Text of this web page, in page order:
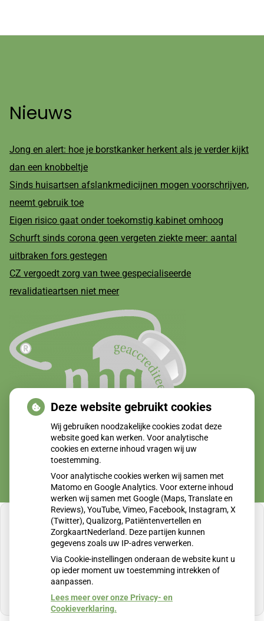
Nieuws
Jong en alert: hoe je borstkanker herkent als je verder kijkt
dan een knobbeltje
Sinds huisartsen afslankmedicijnen mogen voorschrijven,
neemt gebruik toe
Eigen risico gaat onder toekomstig kabinet omhoog
Schurft sinds corona geen vergeten ziekte meer: aantal
uitbraken fors gestegen
CZ vergoedt zorg van twee gespecialiseerde
revalidatieartsen niet meer
U heeft geen toestemming gegeven voor
externe inhoud die nodig is om dit te zien.
Cookie-instellingen wijzigen
Deze website gebruikt cookies
Wij gebruiken noodzakelijke cookies zodat deze
website goed kan werken. Voor analytische
cookies en externe inhoud vragen wij uw
toestemming.
Voor analytische cookies werken wij samen met
Matomo en Google Analytics. Voor externe inhoud
werken wij samen met Google (Maps, Translate en
Reviews), YouTube, Vimeo, Facebook, Instagram, X
(Twitter), Qualizorg, Patiëntenvertellen en
ZorgkaartNederland. Deze partijen kunnen
gegevens zoals uw IP-adres verwerken.
Via Cookie-instellingen onderaan de website kunt u
op ieder moment uw toestemming intrekken of
aanpassen.
Lees meer over onze Privacy- en
Cookieverklaring.